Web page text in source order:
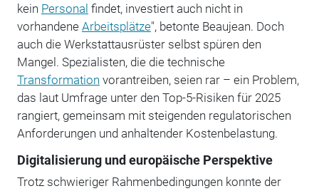
kein Personal findet, investiert auch nicht in
vorhandene Arbeitsplätze", betonte Beaujean. Doch
auch die Werkstattausrüster selbst spüren den
Mangel. Spezialisten, die die technische
Transformation vorantreiben, seien rar – ein Problem,
das laut Umfrage unter den Top-5-Risiken für 2025
rangiert, gemeinsam mit steigenden regulatorischen
Anforderungen und anhaltender Kostenbelastung.
Digitalisierung und europäische Perspektive
Trotz schwieriger Rahmenbedingungen konnte der